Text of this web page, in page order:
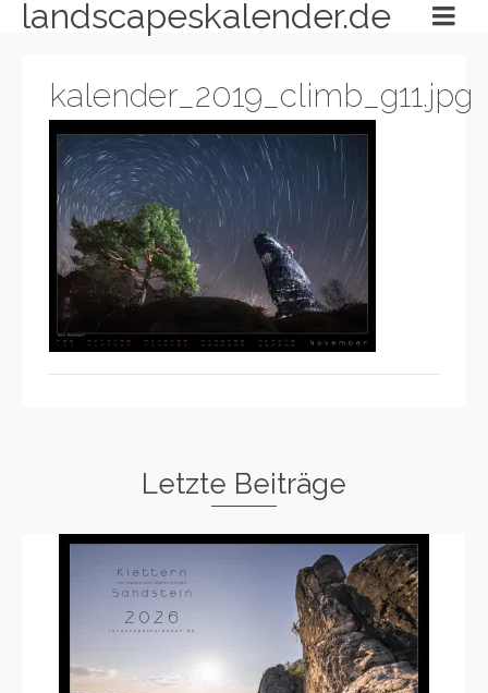
landscapeskalender.de
kalender_2019_climb_g11.jpg
Letzte Beiträge